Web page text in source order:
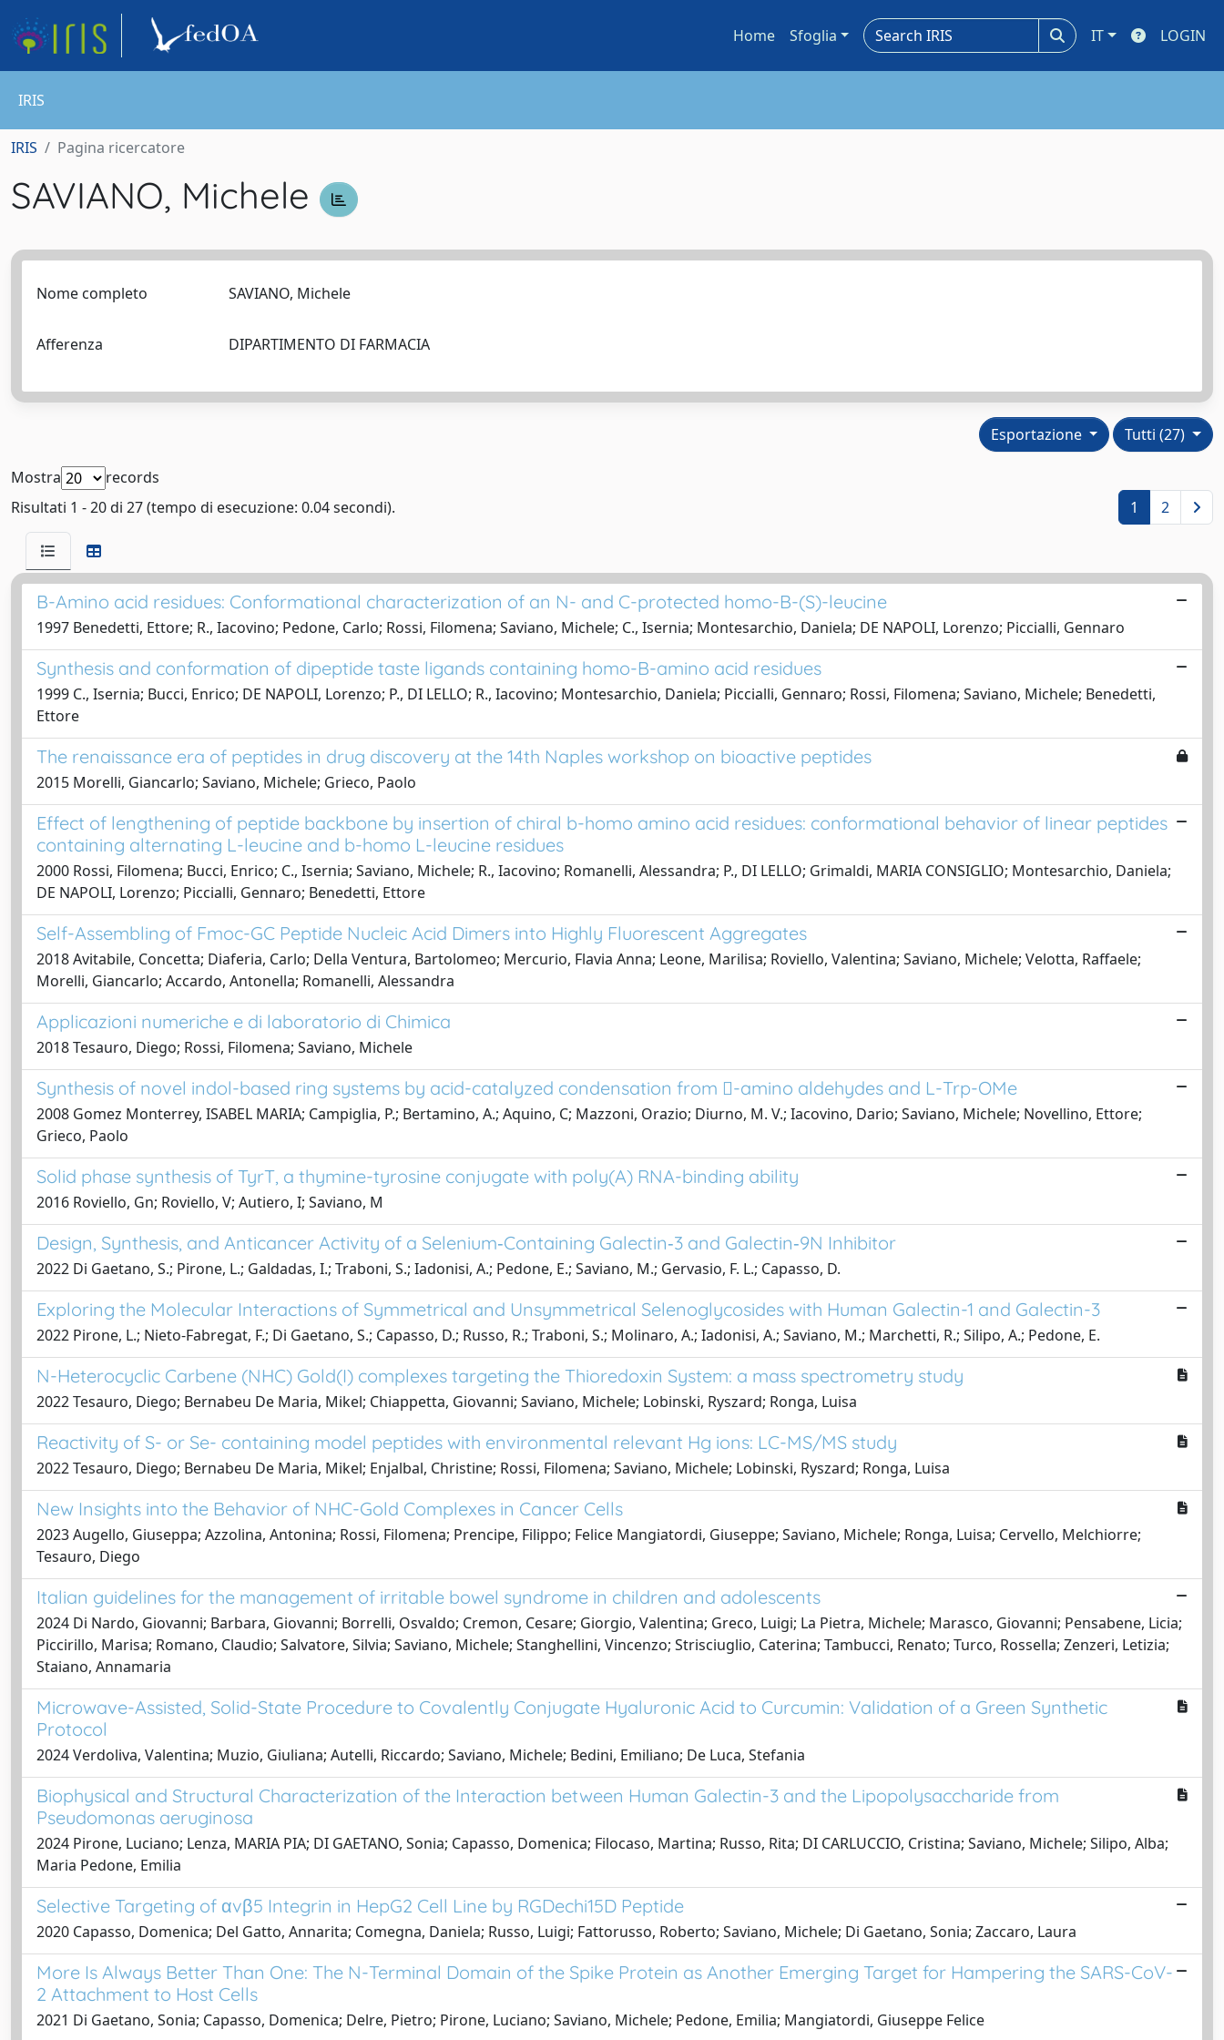
Home Sfoglia IT LOGIN
IRIS
IRIS Pagina ricercatore
SAVIANO, Michele
Nome completo SAVIANO, Michele
Afferenza DIPARTIMENTO DI FARMACIA
Tutti (27)
Esportazione
Mostra
records
Risultati 1 - 20 di 27 (tempo di esecuzione: 0.04 secondi).
1 2
B-Amino acid residues: Conformational characterization of an N- and C-protected homo-B-(S)-leucine
1997 Benedetti, Ettore; R., Iacovino; Pedone, Carlo; Rossi, Filomena; Saviano, Michele; C., Isernia; Montesarchio, Daniela; DE NAPOLI, Lorenzo; Piccialli, Gennaro
Synthesis and conformation of dipeptide taste ligands containing homo-B-amino acid residues
1999 C., Isernia; Bucci, Enrico; DE NAPOLI, Lorenzo; P., DI LELLO; R., Iacovino; Montesarchio, Daniela; Piccialli, Gennaro; Rossi, Filomena; Saviano, Michele; Benedetti,
Ettore
The renaissance era of peptides in drug discovery at the 14th Naples workshop on bioactive peptides
2015 Morelli, Giancarlo; Saviano, Michele; Grieco, Paolo
Effect of lengthening of peptide backbone by insertion of chiral b-homo amino acid residues: conformational behavior of linear peptides
containing alternating L-leucine and b-homo L-leucine residues
2000 Rossi, Filomena; Bucci, Enrico; C., Isernia; Saviano, Michele; R., Iacovino; Romanelli, Alessandra; P., DI LELLO; Grimaldi, MARIA CONSIGLIO; Montesarchio, Daniela;
DE NAPOLI, Lorenzo; Piccialli, Gennaro; Benedetti, Ettore
Self-Assembling of Fmoc-GC Peptide Nucleic Acid Dimers into Highly Fluorescent Aggregates
2018 Avitabile, Concetta; Diaferia, Carlo; Della Ventura, Bartolomeo; Mercurio, Flavia Anna; Leone, Marilisa; Roviello, Valentina; Saviano, Michele; Velotta, Raffaele;
Morelli, Giancarlo; Accardo, Antonella; Romanelli, Alessandra
Applicazioni numeriche e di laboratorio di Chimica
2018 Tesauro, Diego; Rossi, Filomena; Saviano, Michele
Synthesis of novel indol-based ring systems by acid-catalyzed condensation from -amino aldehydes and L-Trp-OMe
2008 Gomez Monterrey, ISABEL MARIA; Campiglia, P.; Bertamino, A.; Aquino, C; Mazzoni, Orazio; Diurno, M. V.; Iacovino, Dario; Saviano, Michele; Novellino, Ettore;
Grieco, Paolo
Solid phase synthesis of TyrT, a thymine-tyrosine conjugate with poly(A) RNA-binding ability
2016 Roviello, Gn; Roviello, V; Autiero, I; Saviano, M
Design, Synthesis, and Anticancer Activity of a Selenium‐Containing Galectin‐3 and Galectin‐9N Inhibitor
2022 Di Gaetano, S.; Pirone, L.; Galdadas, I.; Traboni, S.; Iadonisi, A.; Pedone, E.; Saviano, M.; Gervasio, F. L.; Capasso, D.
Exploring the Molecular Interactions of Symmetrical and Unsymmetrical Selenoglycosides with Human Galectin-1 and Galectin-3
2022 Pirone, L.; Nieto-Fabregat, F.; Di Gaetano, S.; Capasso, D.; Russo, R.; Traboni, S.; Molinaro, A.; Iadonisi, A.; Saviano, M.; Marchetti, R.; Silipo, A.; Pedone, E.
N-Heterocyclic Carbene (NHC) Gold(I) complexes targeting the Thioredoxin System: a mass spectrometry study
2022 Tesauro, Diego; Bernabeu De Maria, Mikel; Chiappetta, Giovanni; Saviano, Michele; Lobinski, Ryszard; Ronga, Luisa
Reactivity of S- or Se- containing model peptides with environmental relevant Hg ions: LC-MS/MS study
2022 Tesauro, Diego; Bernabeu De Maria, Mikel; Enjalbal, Christine; Rossi, Filomena; Saviano, Michele; Lobinski, Ryszard; Ronga, Luisa
New Insights into the Behavior of NHC-Gold Complexes in Cancer Cells
2023 Augello, Giuseppa; Azzolina, Antonina; Rossi, Filomena; Prencipe, Filippo; Felice Mangiatordi, Giuseppe; Saviano, Michele; Ronga, Luisa; Cervello, Melchiorre;
Tesauro, Diego
Italian guidelines for the management of irritable bowel syndrome in children and adolescents
2024 Di Nardo, Giovanni; Barbara, Giovanni; Borrelli, Osvaldo; Cremon, Cesare; Giorgio, Valentina; Greco, Luigi; La Pietra, Michele; Marasco, Giovanni; Pensabene, Licia;
Piccirillo, Marisa; Romano, Claudio; Salvatore, Silvia; Saviano, Michele; Stanghellini, Vincenzo; Strisciuglio, Caterina; Tambucci, Renato; Turco, Rossella; Zenzeri, Letizia;
Staiano, Annamaria
Microwave-Assisted, Solid-State Procedure to Covalently Conjugate Hyaluronic Acid to Curcumin: Validation of a Green Synthetic
Protocol
2024 Verdoliva, Valentina; Muzio, Giuliana; Autelli, Riccardo; Saviano, Michele; Bedini, Emiliano; De Luca, Stefania
Biophysical and Structural Characterization of the Interaction between Human Galectin-3 and the Lipopolysaccharide from
Pseudomonas aeruginosa
2024 Pirone, Luciano; Lenza, MARIA PIA; DI GAETANO, Sonia; Capasso, Domenica; Filocaso, Martina; Russo, Rita; DI CARLUCCIO, Cristina; Saviano, Michele; Silipo, Alba;
Maria Pedone, Emilia
Selective Targeting of αvβ5 Integrin in HepG2 Cell Line by RGDechi15D Peptide
2020 Capasso, Domenica; Del Gatto, Annarita; Comegna, Daniela; Russo, Luigi; Fattorusso, Roberto; Saviano, Michele; Di Gaetano, Sonia; Zaccaro, Laura
More Is Always Better Than One: The N-Terminal Domain of the Spike Protein as Another Emerging Target for Hampering the SARS-CoV-
2 Attachment to Host Cells
2021 Di Gaetano, Sonia; Capasso, Domenica; Delre, Pietro; Pirone, Luciano; Saviano, Michele; Pedone, Emilia; Mangiatordi, Giuseppe Felice